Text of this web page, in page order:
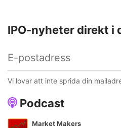
Podcast
Market Makers
IPO-nyheter direkt i
Vi lovar att inte sprida din